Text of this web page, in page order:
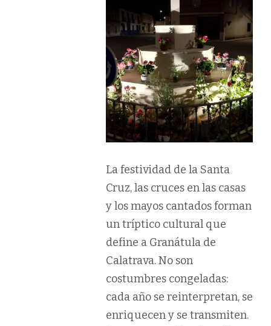
La festividad de la Santa
Cruz, las cruces en las casas
y los mayos cantados forman
un tríptico cultural que
define a Granátula de
Calatrava. No son
costumbres congeladas:
cada año se reinterpretan, se
enriquecen y se transmiten.